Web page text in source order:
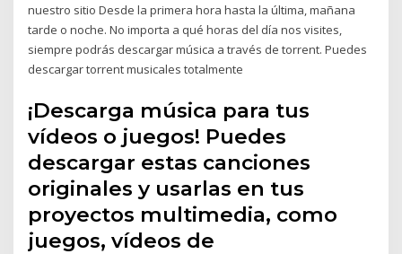
nuestro sitio Desde la primera hora hasta la última, mañana
tarde o noche. No importa a qué horas del día nos visites,
siempre podrás descargar música a través de torrent. Puedes
descargar torrent musicales totalmente
¡Descarga música para tus
vídeos o juegos! Puedes
descargar estas canciones
originales y usarlas en tus
proyectos multimedia, como
juegos, vídeos de